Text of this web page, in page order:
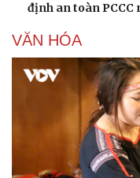
Văn hóa
Sân khấu - Điện ảnh
Âm nhạc
định an toàn PCCC
VĂN HÓA